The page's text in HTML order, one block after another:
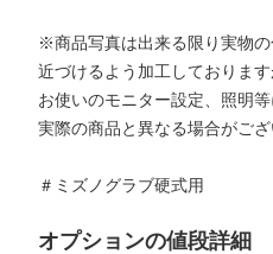
※商品写真は出来る限り実物の
近づけるよう加工しておりま
お使いのモニター設定、照明等
実際の商品と異なる場合がご
＃ミズノグラブ硬式用
オプションの値段詳細